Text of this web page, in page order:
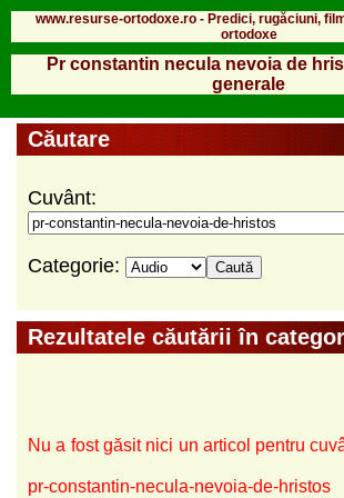
www.resurse-ortodoxe.ro - Predici, rugăciuni,
ortodoxe
Pr constantin necula nevoia de
generale
Căutare
Cuvânt:
Categorie:
Rezultatele căutării în
Nu a fost găsit nici un articol pentru
pr-constantin-necula-nevoia-de-